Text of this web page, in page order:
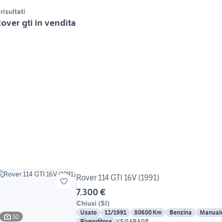
gti in vendita
30
Rover 114 GTI 16V (1991)
7.300 €
Chiusi (SI)
Usato 12/1991 80600 Km Benzina